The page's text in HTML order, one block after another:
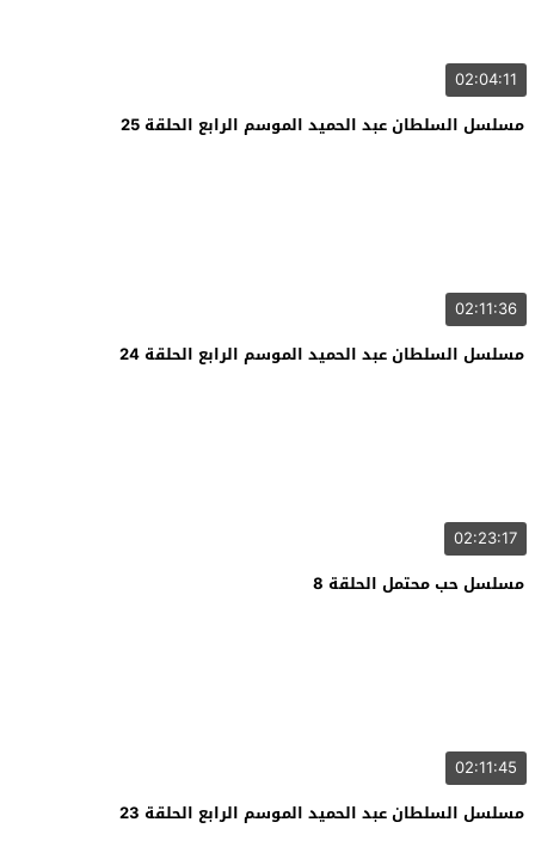
02:04:11
مسلسل السلطان عبد الحميد الموسم الرابع الحلقة 25
02:11:36
مسلسل السلطان عبد الحميد الموسم الرابع الحلقة 24
02:23:17
مسلسل حب محتمل الحلقة 8
02:11:45
مسلسل السلطان عبد الحميد الموسم الرابع الحلقة 23